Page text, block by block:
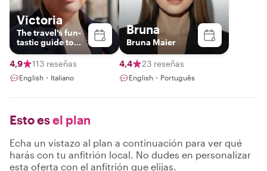
Victoria
The travel's fun-
tastic guide to
exploring Malta!
4,9
113 reseñas
English・Italiano
Bruna
Bruna Maier
4,4 23 reseñas
English・Português
Esto esel plan
Echa un vistazo al plan a continuación para ver qué
harás con tu anfitrión local. No dudes en personalizar
esta oferta con el anfitrión que elijas.